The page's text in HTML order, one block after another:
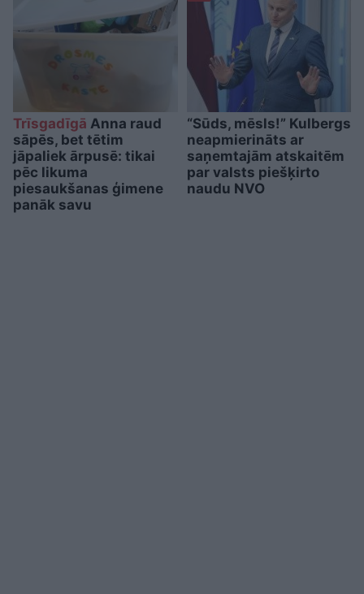
Trīsgadīgā Anna raud
sāpēs, bet tētim
jāpaliek ārpusē: tikai
pēc likuma
piesaukšanas ģimene
panāk savu
“Sūds, mēsls!” Kulbergs
neapmierināts ar
saņemtajām atskaitēm
par valsts piešķirto
naudu NVO